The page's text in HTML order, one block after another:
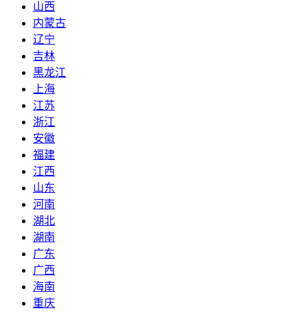
山西
内蒙古
辽宁
吉林
黑龙江
上海
江苏
浙江
安徽
福建
江西
山东
河南
湖北
湖南
广东
广西
海南
重庆